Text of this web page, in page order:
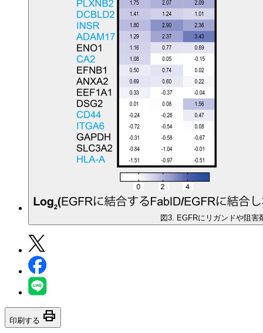
図3. EGFRにリガンドや阻害
印刷する print